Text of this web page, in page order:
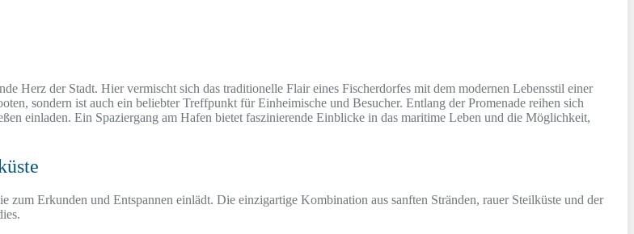
Herz der Stadt. Hier vermischt sich das traditionelle Flair eines Fischerdorfes mit dem modernen Lebensstil einer
sondern ist auch ein beliebter Treffpunkt für Einheimische und Besucher. Entlang der Promenade reihen sich
einladen. Ein Spaziergang am Hafen bietet faszinierende Einblicke in das maritime Leben und die Möglichkeit,
zum Erkunden und Entspannen einlädt. Die einzigartige Kombination aus sanften Stränden, rauer Steilküste und der